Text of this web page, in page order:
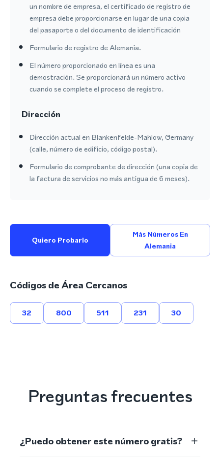
un nombre de empresa, el certificado de registro de
empresa debe proporcionarse en lugar de una copia
del pasaporte o del documento de identificación
Formulario de registro de Alemania.
El número proporcionado en línea es una
demostración. Se proporcionará un número activo
cuando se complete el proceso de registro.
Dirección
Dirección actual en Blankenfelde-Mahlow, Germany
(calle, número de edificio, código postal).
Formulario de comprobante de dirección (una copia de
la factura de servicios no más antigua de 6 meses).
Quiero Probarlo
Más Números En
Alemania
Códigos de Área Cercanos
32 800 511 231 30
Preguntas frecuentes
¿Puedo obtener este número gratis?